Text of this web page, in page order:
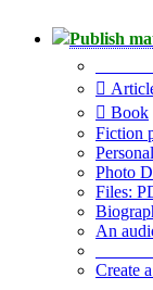
Publish
Book
Fiction
Photo
Files:
An
Create